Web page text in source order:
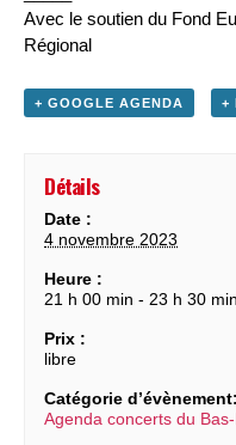
Avec le soutien du Fond
Régional
+ GOOGLE AGENDA +
Détails
Date :
4 novembre 2023
Heure :
21 h 00 min - 23 h 30 min
Prix :
libre
Catégorie d’évènement:
Agenda concerts du